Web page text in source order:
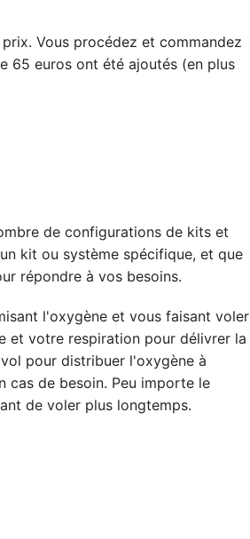
Vous procédez et commandez
65 euros ont été ajoutés (en plus
de configurations de kits et
kit ou système spécifique, et que
répondre à vos besoins.
l'oxygène et vous faisant voler
et votre respiration pour délivrer la
pour distribuer l'oxygène à
cas de besoin. Peu importe le
de voler plus longtemps.